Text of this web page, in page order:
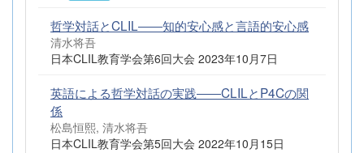
哲学対話とCLIL――知的安心感と言語的安心感
清水将吾
日本CLIL教育学会第6回大会 2023年10月7日
英語による哲学対話の実践――CLILとP4Cの関
係
松島恒熙, 清水将吾
日本CLIL教育学会第5回大会 2022年10月15日